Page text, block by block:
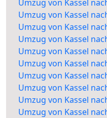
Umzug von Kassel
Umzug von Kassel
Umzug von Kassel
Umzug von Kassel
Umzug von Kassel
Umzug von Kassel
Umzug von Kassel
Umzug von Kassel
Umzug von Kassel
Umzug von Kassel